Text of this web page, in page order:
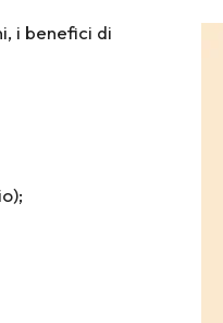
i benefici di